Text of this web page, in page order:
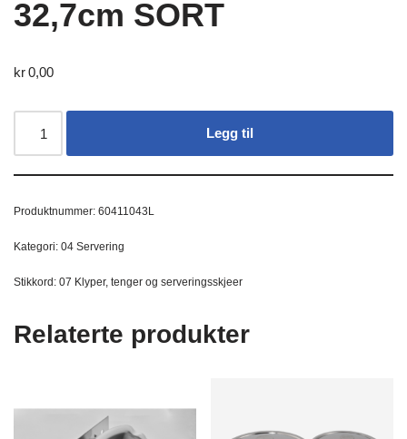
32,7cm SORT
kr0,00
Legg til
Produktnummer: 60411043L
Kategori: 04 Servering
Stikkord: 07 Klyper, tenger og serveringsskjeer
Relaterte produkter